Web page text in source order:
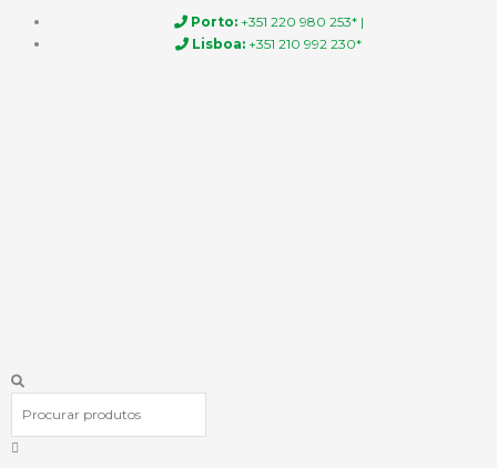
Porto:+351 220 980 253* |
Lisboa: +351 210 992 230*
Procurar